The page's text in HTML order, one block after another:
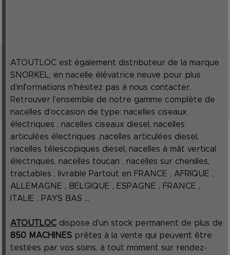
ATOUTLOC est également distributeur de la marque
SNORKEL, en nacelle élévatrice neuve pour plus
d’informations n'hésitez pas à nous contacter.
Retrouver l'ensemble de notre gamme complète de
nacelles d'occasion de type: nacelles ciseaux
électriques , nacelles ciseaux diesel, nacelles
articulées électriques ,nacelles articulées diesel,
nacelles télescopiques diesel, nacelles à mât vertical
électriques, nacelles toucan , nacelles sur chenilles,
tractables , livrable Partout en FRANCE , AFRIQUE ,
ALLEMAGNE , BELGIQUE , ESPAGNE , FRANCE ,
ITALIE , PAYS BAS ...
ATOUTLOC dispose d'un stock permanent de plus de
850 MACHINES prêtes à la vente qui peuvent être
testées par vos soins, à tout moment sur rendez-